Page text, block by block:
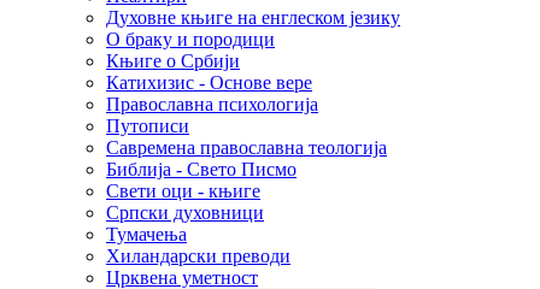
Духовне књиге на енглеском језику
О браку и породици
Књиге о Србији
Катихизис - Основе вере
Православна психологија
Путописи
Савремена православна теологија
Библија - Свето Писмо
Свети оци - књиге
Српски духовници
Тумачења
Хиландарски преводи
Црквена уметност